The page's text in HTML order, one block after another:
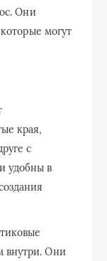
Они
могут
края,
с
удобны в
внутри. Они